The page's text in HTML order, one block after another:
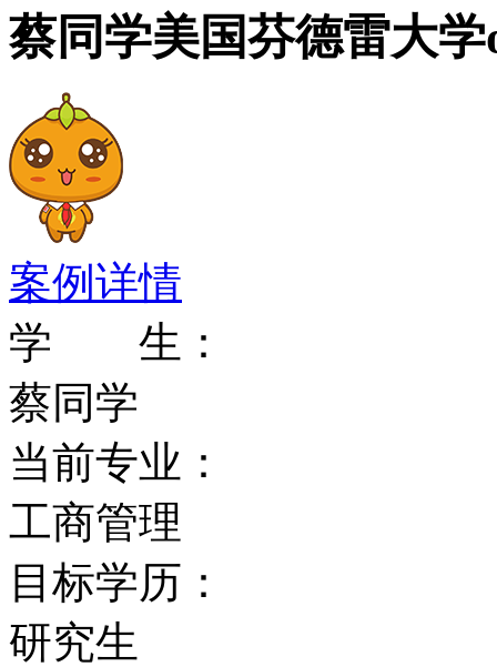
蔡同学美国芬德雷大
案例详情
学 生：
蔡同学
当前专业：
工商管理
目标学历：
研究生